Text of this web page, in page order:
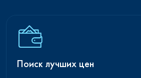
Поиск лучших цен